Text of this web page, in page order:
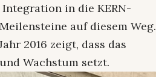
in die KERN-
auf diesem Weg.
2016 zeigt, dass das
Wachstum setzt.